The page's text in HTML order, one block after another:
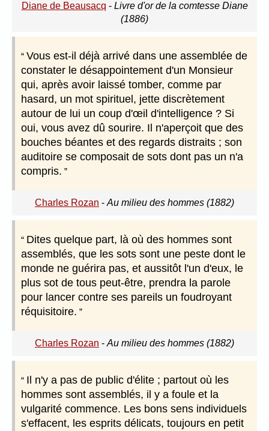
Diane de Beausacq - Livre d'or de la comtesse Diane
(1886)
Vous est-il déjà arrivé dans une assemblée de
constater le désappointement d'un Monsieur
qui, après avoir laissé tomber, comme par
hasard, un mot spirituel, jette discrètement
autour de lui un coup d'œil d'intelligence ? Si
oui, vous avez dû sourire. Il n'aperçoit que des
bouches béantes et des regards distraits ; son
auditoire se composait de sots dont pas un n'a
compris.
Charles Rozan - Au milieu des hommes (1882)
Dites quelque part, là où des hommes sont
assemblés, que les sots sont une peste dont le
monde ne guérira pas, et aussitôt l'un d'eux, le
plus sot de tous peut-être, prendra la parole
pour lancer contre ses pareils un foudroyant
réquisitoire.
Charles Rozan - Au milieu des hommes (1882)
Il n'y a pas de public d'élite ; partout où les
hommes sont assemblés, il y a foule et la
vulgarité commence. Les bons sens individuels
s'effacent, les esprits délicats, toujours en petit